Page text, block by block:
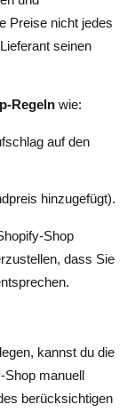
Preise nicht jedes
seinen
Regeln wie:
auf den
hinzugefügt).
Shop
dass Sie
kannst du die
Shop manuell
berücksichtigen